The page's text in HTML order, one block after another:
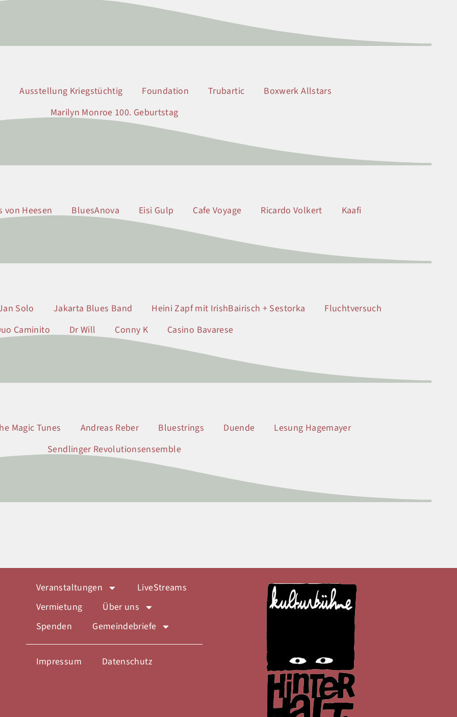
Ausstellung Kriegstüchtig Foundation Trubartic
Boxwerk Allstars
Marilyn Monroe 100. Geburtstag
von Heesen BluesAnova Eisi Gulp Cafe Voyage Ricardo Volkert
Kaafi
Solo Jakarta Blues Band Heini Zapf mit IrishBairisch + Sestorka
Fluchtversuch
Caminito
Dr Will Conny K
Casino Bavarese
(2)
(1)
(3)
Magic Tunes Andreas Reber Bluestrings Duende
Lesung Hagemayer
Sendlinger Revolutionsensemble
(3)
(1)
(2)
Veranstaltungen
LiveStreams
Vermietung
Über uns
Spenden
Gemeindebriefe
Impressum Datenschutz